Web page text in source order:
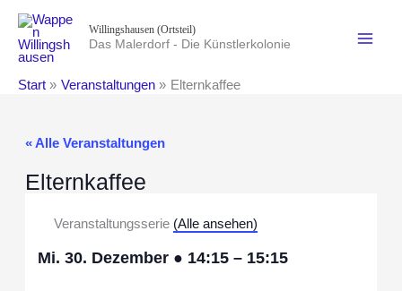
Inhalt
springen
Willingshausen (Ortsteil)
Das Malerdorf - Die Künstlerkolonie
Start Veranstaltungen Elternkaffee
« Alle Veranstaltungen
Elternkaffee
Veranstaltungsserie (Alle ansehen)
Mi. 30. Dezember ● 14:15– 15:15